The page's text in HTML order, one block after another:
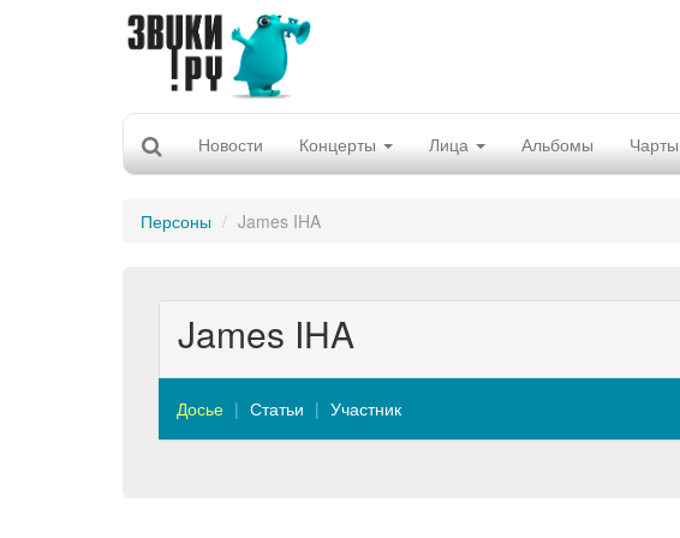
Новости Концерты Лица Альбомы Чарты
Персоны James IHA
James IHA
Досье Статьи Участник